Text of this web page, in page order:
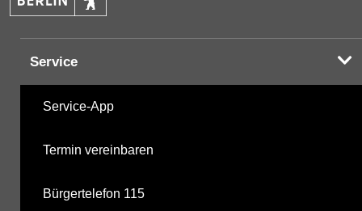
Service
Service-App
Termin vereinbaren
Bürgertelefon 115